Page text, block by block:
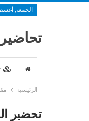
الجمعة, أغسطس
الرئيسية
تحضير